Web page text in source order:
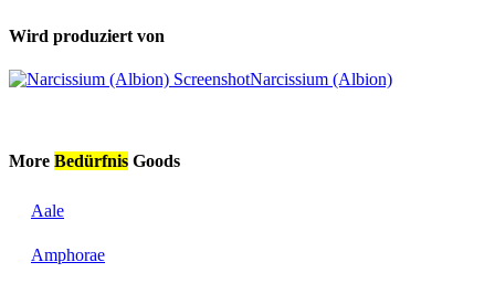
Wird produziert von
Narcissium (Albion)
More Bedürfnis Goods
Aale
Amphorae